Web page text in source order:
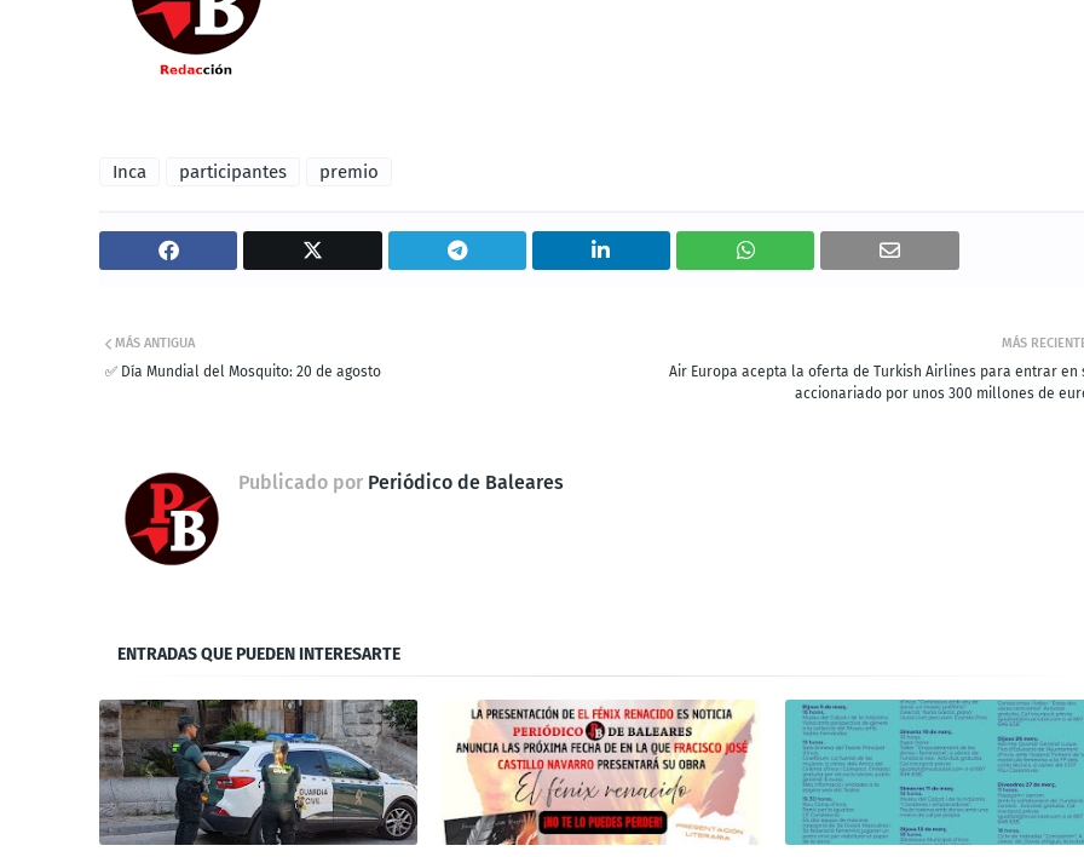
Inca participantes premio
MÁS
Air Europa acepta la oferta de Turkish Airlines para entrar en
accionariado por unos 300 millones de
MÁS ANTIGUA
✅ Día Mundial del Mosquito: 20 de agosto
Publicado por Periódico de Baleares
ENTRADAS QUE PUEDEN INTERESARTE